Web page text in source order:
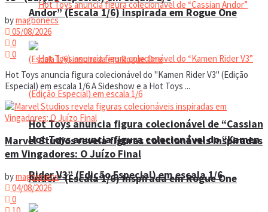
Hot Toys anuncia figura colecionável de “Cassian
Andor” (Escala 1/6) inspirada em Rogue One
Andor” (Escala 1/6) inspirada em Rogue One
Hot Toys anuncia figura colecionável do “Kamen
Rider V3” (Edição Especial) em escala 1/6
bymagbonecs
05/08/2026
0
0
Hot Toys anuncia figura colecionável do "Kamen Rider V3" (Edição
Especial) em escala 1/6 A Sideshow e a Hot Toys ...
Marvel Studios revela figuras colecionáveis inspiradas
em Vingadores: O Juízo Final
bymagbonecs
04/08/2026
0